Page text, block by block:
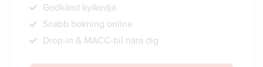
Godkänd kylkedja
Snabb bokning online
Drop-in & MACC-bil nära dig